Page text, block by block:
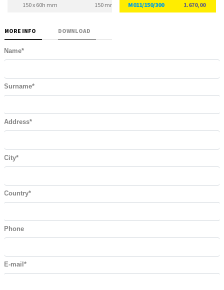
150 x 60h mm
150 mm 150 mm
M011/150/300
1.670,00
MORE INFO DOWNLOAD